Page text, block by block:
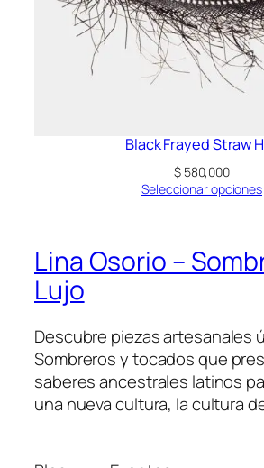
Black Frayed Straw
$580,000
Seleccionar opciones
Lina Osorio –
Lujo
Descubre piezas artesanales
Sombreros y tocados que
saberes ancestrales latinos
una nueva cultura, la cultura